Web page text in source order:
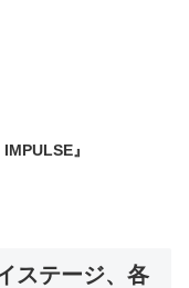
』
ステージ、各